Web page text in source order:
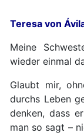
Teresa von
Meine
wieder einmal
Glaubt mir,
durchs Leben
denken, dass
man so sagt –